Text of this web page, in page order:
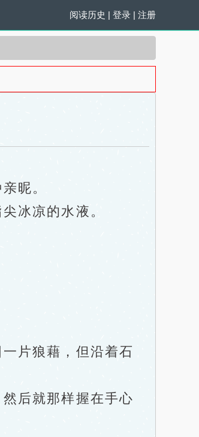
阅读历史 | 登录 | 注册
昵。
冰凉的水液。
片狼藉，但沿着石
后就那样握在手心